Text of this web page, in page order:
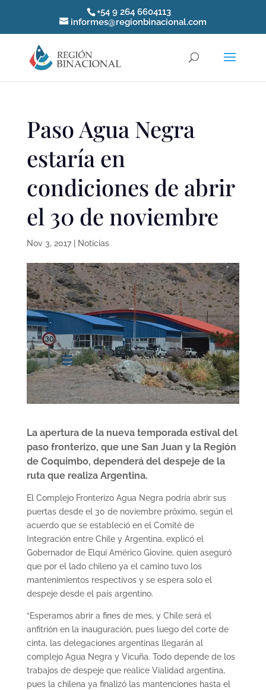
+54 9 264 6604113
informes@regionbinacional.com
Paso Agua Negra
estaría en
condiciones de abrir
el 30 de noviembre
Nov 3, 2017| Noticias
La apertura de la nueva temporada estival del
paso fronterizo, que une San Juan y la Región
de Coquimbo, dependerá del despeje de la
ruta que realiza Argentina.
El Complejo Fronterizo Agua Negra podría abrir sus
puertas desde el 30 de noviembre próximo, según el
acuerdo que se estableció en el Comité de
Integración entre Chile y Argentina, explicó el
Gobernador de Elqui Américo Giovine, quien aseguró
que por el lado chileno ya el camino tuvo los
mantenimientos respectivos y se espera solo el
despeje desde el país argentino.
“Esperamos abrir a fines de mes, y Chile será el
anfitrión en la inauguración, pues luego del corte de
cinta, las delegaciones argentinas llegarán al
complejo Agua Negra y Vicuña. Todo depende de los
trabajos de despeje que realice Vialidad argentina,
pues la chilena ya finalizó las mantenciones hasta el